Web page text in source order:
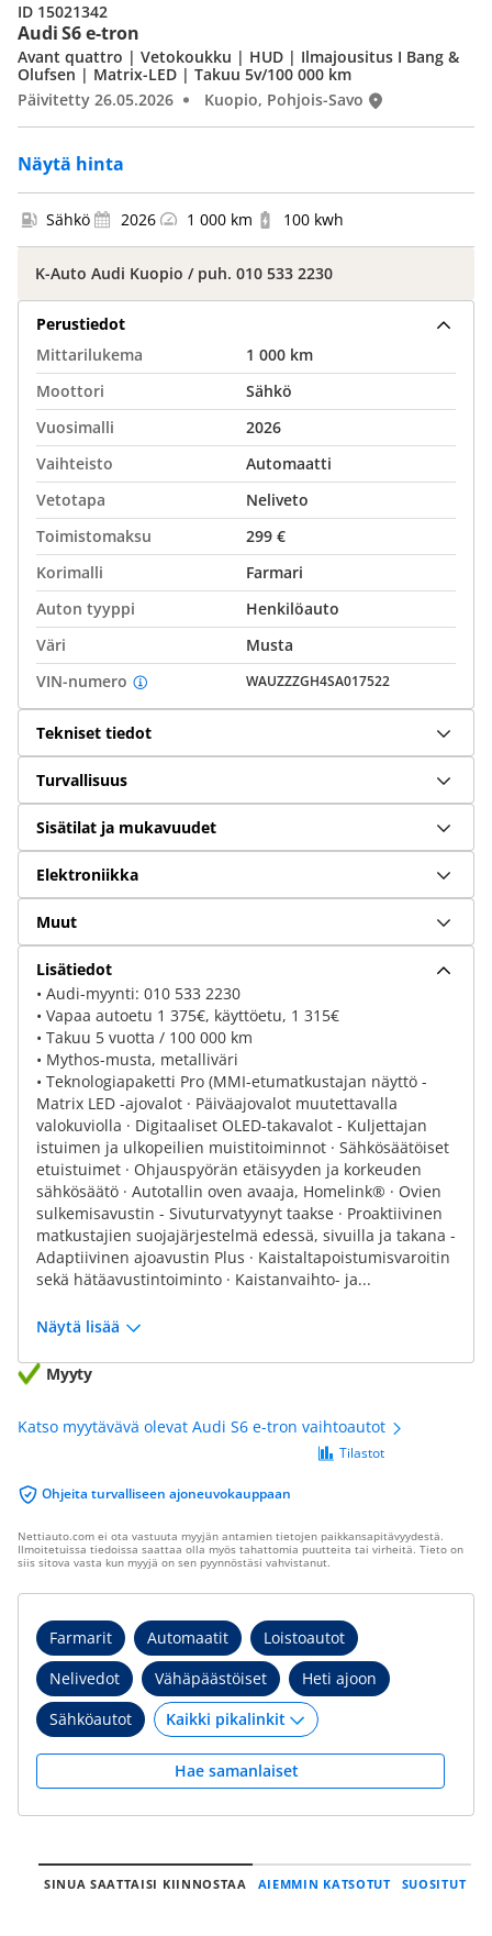
Audi S6 e-tron
Näytä hinta
Avant quattro | Vetokoukku | HUD | Ilmajousitus I Bang &
Olufsen | Matrix-LED | Takuu 5v/100 000 km
Päivitetty 26.05.2026
Kuopio, Pohjois-Savo
ID 15021342
Sähkö 2026 1 000 km 100 kwh
K-Auto Audi Kuopio / puh. 010 533 2230
Perustiedot
Mittarilukema
1 000 km
Moottori
Sähkö
Vuosimalli
2026
Vaihteisto
Automaatti
Vetotapa
Neliveto
Toimistomaksu
299 €
Korimalli
Farmari
Auton tyyppi
Henkilöauto
Väri
Musta
VIN-numero
WAUZZZGH4SA017522
Tekniset tiedot
Turvallisuus
Sisätilat ja mukavuudet
Elektroniikka
Muut
Lisätiedot
• Audi-myynti: 010 533 2230
• Vapaa autoetu 1 375€, käyttöetu, 1 315€
• Takuu 5 vuotta / 100 000 km
• Mythos-musta, metalliväri
• Teknologiapaketti Pro (MMI-etumatkustajan näyttö -
Matrix LED -ajovalot · Päiväajovalot muutettavalla
valokuviolla · Digitaaliset OLED-takavalot - Kuljettajan
istuimen ja ulkopeilien muistitoiminnot · Sähkösäätöiset
etuistuimet · Ohjauspyörän etäisyyden ja korkeuden
sähkösäätö · Autotallin oven avaaja, Homelink® · Ovien
sulkemisavustin - Sivuturvatyynyt taakse · Proaktiivinen
matkustajien suojajärjestelmä edessä, sivuilla ja takana -
Adaptiivinen ajoavustin Plus · Kaistaltapoistumisvaroitin
sekä hätäavustintoiminto · Kaistanvaihto- ja...
Näytä lisää
Myyty
Katso myytävävä olevat Audi S6 e-tron vaihtoautot
Ohjeita turvalliseen ajoneuvokauppaan
Tilastot
Nettiauto.com ei ota vastuuta myyjän antamien tietojen paikkansapitävyydestä.
Ilmoitetuissa tiedoissa saattaa olla myös tahattomia puutteita tai virheitä. Tieto on
siis sitova vasta kun myyjä on sen pyynnöstäsi vahvistanut.
Farmarit Automaatit
Loistoautot
Nelivedot
Vähäpäästöiset
Heti ajoon
Sähköautot
Hae samanlaiset
SINUA SAATTAISI KIINNOSTAA AIEMMIN KATSOTUT SUOSITUT